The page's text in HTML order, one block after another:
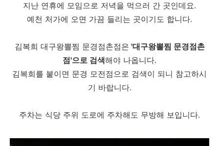
지난 연휴에 모임으로 저녁을 먹으러 간 곳인데요.
예천 처가에 오면 가끔 들리는 곳이기도 합니다.
김복희 대구왕뽈찜 문경점촌점은 '대구왕뽈찜 문경점촌
점'으로 검색해야 나옵니다.
김복희를 붙이면 문경 모전점으로 검색이 되니 참고하시
기 바랍니다.
주차는 식당 주위 도로에 주차해도 무방해 보입니다.